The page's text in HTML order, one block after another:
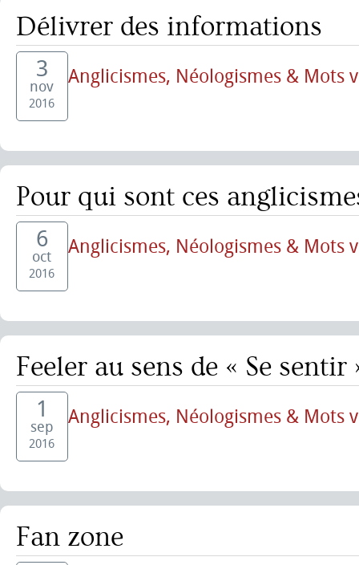
Délivrer des informations
3
nov
2016
Anglicismes, Néologismes & Mots
Pour qui sont ces
6
oct
2016
Anglicismes, Néologismes & Mots
Feeler au sens de « Se sentir
1
sep
2016
Anglicismes, Néologismes & Mots
Fan zone